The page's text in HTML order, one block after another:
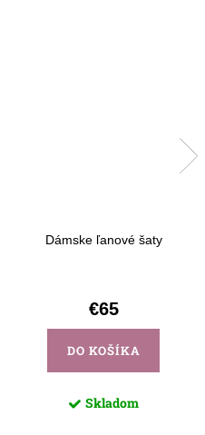
Dámske ľanové šaty
€65
DO KOŠÍKA
Skladom